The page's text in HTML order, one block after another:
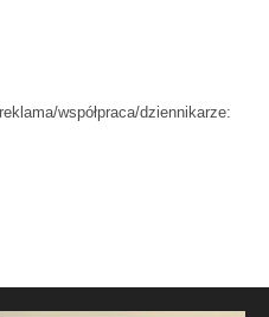
współpraca/dziennikarze: